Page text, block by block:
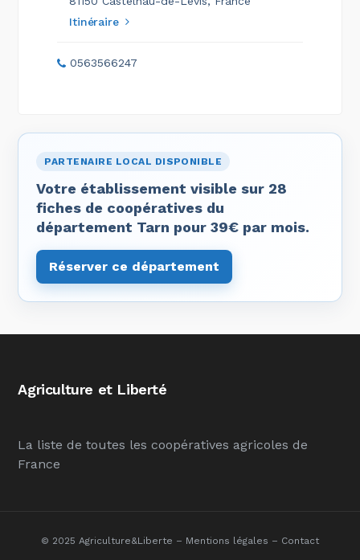
Itinéraire
0563566247
PARTENAIRE LOCAL DISPONIBLE
Votre établissement visible sur 28
fiches de coopératives du
département Tarn pour 39€ par mois.
Réserver ce département
Agriculture et Liberté
La liste de toutes les coopératives agricoles de
France
© 2025 Agriculture&Liberte – Mentions légales – Contact